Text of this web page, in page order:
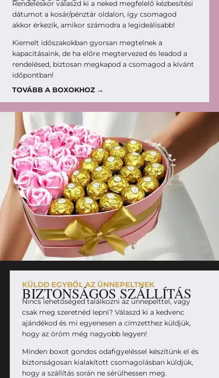
Rendeléskor válaszd ki a neked megfelelő kézbesítési
dátumot a kosár/pénztár oldalon, így csomagod
akkor érkezik, amikor számodra a legideálisabb!
Kiemelt időszakokban gyorsan megtelnek a
kapacitásaink, de ha előre megtervezed és leadod a
rendelésed, biztosan megkapod a csomagod a kívánt
időpontban!
TOVÁBB A BOXOKHOZ →
KÜLDD EGYBŐL AZ ÜNNEPELTNEK
BIZTONSÁGOS SZÁLLÍTÁS
Nincs lehetőséged találkozni az ünnepelttel, vagy
csak meg szeretnéd lepni? Válaszd ki a kedvenc
ajándékod és mi egyenesen a címzetthez küldjük,
hogy az öröm még nagyobb legyen!
Minden boxot gondos odafigyeléssel készítünk el és
biztonságosan kialakított csomagolásban küldjük,
hogy a szállítás során ne sérülhessen meg.